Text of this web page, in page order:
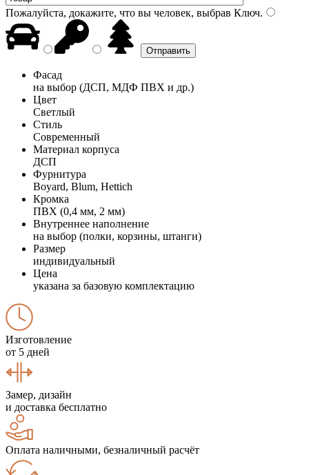
Пожалуйста, докажите, что вы человек, выбрав Ключ.
Фасад
на выбор (ДСП, МДФ ПВХ и др.)
Цвет
Светлый
Стиль
Современный
Материал корпуса
ДСП
Фурнитура
Boyard, Blum, Hettich
Кромка
ПВХ (0,4 мм, 2 мм)
Внутреннее наполнение
на выбор (полки, корзины, штанги)
Размер
индивидуальный
Цена
указана за базовую комплектацию
Изготовление
от 5 дней
Замер, дизайн
и доставка бесплатно
Оплата наличными, безналичный расчёт